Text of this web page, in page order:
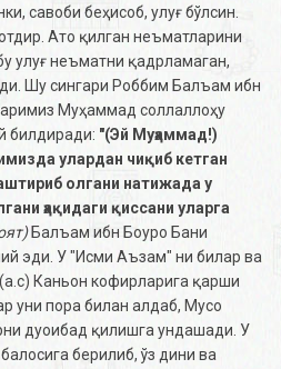
савоби беҳисоб, улуғ бўлсин.
Ато қилган неъматларини
улуғ неъматни қадрламаган,
Шу сингари Роббим Балъам ибн
Муҳаммад соллаллоҳу
билдиради: "(Эй Муҳаммад!)
улардан чиқиб кетган
олгани натижада у
ҳақидаги қиссани уларга
Балъам ибн Боуро Бани
эди. У "Исми Аъзам" ни билар ва
Каньон кофирларига қарши
уни пора билан алдаб, Мусо
дуоибад қилишга ундашади. У
берилиб, ўз дини ва